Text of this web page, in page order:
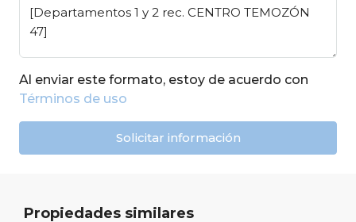
Al enviar este formato, estoy de acuerdo con
Términos de uso
Solicitar información
Propiedades similares